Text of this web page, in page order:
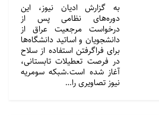
به گزارش ادیان نیوز، این
دوره‌های نظامی پس از
درخواست مرجعیت عراق از
دانشجویان و اساتید دانشگاه‌ها
برای فراگرفتن استفاده از سلاح
در فرصت تعطیلات تابستانی،
آغاز شده است.شبکه سومریه
نیوز تصاویری را…